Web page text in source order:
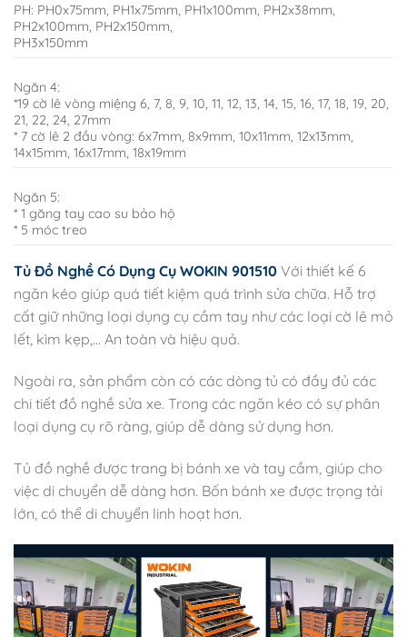
PH: PH0x75mm, PH1x75mm, PH1x100mm, PH2x38mm,
PH2x100mm, PH2x150mm,
PH3x150mm
Ngăn 4:
*19 cờ lê vòng miệng 6, 7, 8, 9, 10, 11, 12, 13, 14, 15, 16, 17, 18, 19, 20,
21, 22, 24, 27mm
* 7 cờ lê 2 đầu vòng: 6x7mm, 8x9mm, 10x11mm, 12x13mm,
14x15mm, 16x17mm, 18x19mm
Ngăn 5:
* 1 găng tay cao su bảo hộ
* 5 móc treo
Tủ Đồ Nghề Có Dụng Cụ WOKIN 901510 Với thiết kế 6
ngăn kéo giúp quá tiết kiệm quá trình sửa chữa. Hỗ trợ
cất giữ những loại dụng cụ cầm tay như các loại cờ lê mỏ
lết, kìm kẹp,… An toàn và hiệu quả.
Ngoài ra, sản phẩm còn có các dòng tủ có đầy đủ các
chi tiết đồ nghề sửa xe. Trong các ngăn kéo có sự phân
loại dụng cụ rõ ràng, giúp dễ dàng sử dụng hơn.
Tủ đồ nghề được trang bị bánh xe và tay cầm, giúp cho
việc di chuyển dễ dàng hơn. Bốn bánh xe được trọng tải
lớn, có thể di chuyển linh hoạt hơn.